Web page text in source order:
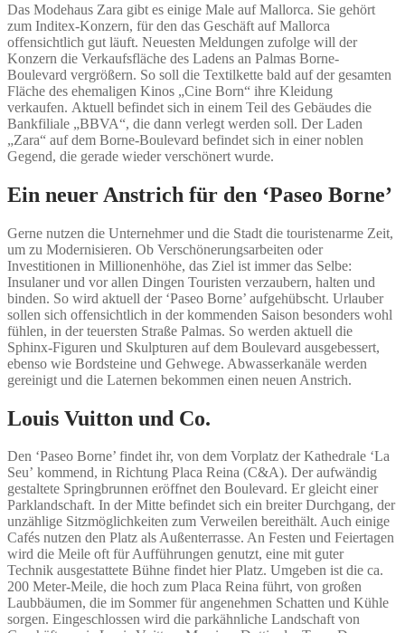
Das Modehaus Zara gibt es einige Male auf Mallorca. Sie gehört
zum Inditex-Konzern, für den das Geschäft auf Mallorca
offensichtlich gut läuft. Neuesten Meldungen zufolge will der
Konzern die Verkaufsfläche des Ladens an Palmas Borne-
Boulevard vergrößern. So soll die Textilkette bald auf der gesamten
Fläche des ehemaligen Kinos „Cine Born“ ihre Kleidung
verkaufen. Aktuell befindet sich in einem Teil des Gebäudes die
Bankfiliale „BBVA“, die dann verlegt werden soll. Der Laden
„Zara“ auf dem Borne-Boulevard befindet sich in einer noblen
Gegend, die gerade wieder verschönert wurde.
Ein neuer Anstrich für den ‘Paseo Borne’
Gerne nutzen die Unternehmer und die Stadt die touristenarme Zeit,
um zu Modernisieren. Ob Verschönerungsarbeiten oder
Investitionen in Millionenhöhe, das Ziel ist immer das Selbe:
Insulaner und vor allen Dingen Touristen verzaubern, halten und
binden. So wird aktuell der ‘Paseo Borne’ aufgehübscht. Urlauber
sollen sich offensichtlich in der kommenden Saison besonders wohl
fühlen, in der teuersten Straße Palmas. So werden aktuell die
Sphinx-Figuren und Skulpturen auf dem Boulevard ausgebessert,
ebenso wie Bordsteine und Gehwege. Abwasserkanäle werden
gereinigt und die Laternen bekommen einen neuen Anstrich.
Louis Vuitton und Co.
Den ‘Paseo Borne’ findet ihr, von dem Vorplatz der Kathedrale ‘La
Seu’ kommend, in Richtung Placa Reina (C&A). Der aufwändig
gestaltete Springbrunnen eröffnet den Boulevard. Er gleicht einer
Parklandschaft. In der Mitte befindet sich ein breiter Durchgang, der
unzählige Sitzmöglichkeiten zum Verweilen bereithält. Auch einige
Cafés nutzen den Platz als Außenterrasse. An Festen und Feiertagen
wird die Meile oft für Aufführungen genutzt, eine mit guter
Technik ausgestattete Bühne findet hier Platz. Umgeben ist die ca.
200 Meter-Meile, die hoch zum Placa Reina führt, von großen
Laubbäumen, die im Sommer für angenehmen Schatten und Kühle
sorgen. Eingeschlossen wird die parkähnliche Landschaft von